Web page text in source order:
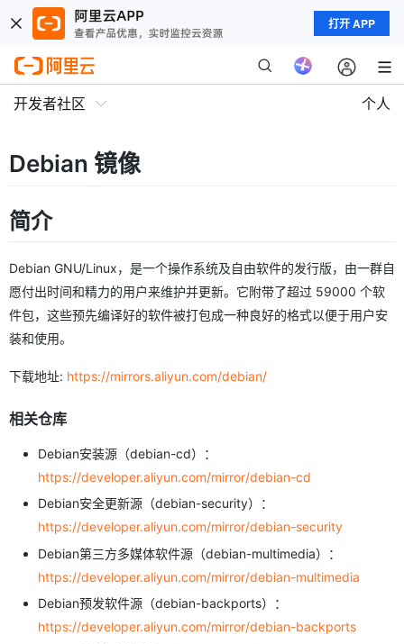
打开 APP
开发者社区 个人
Debian 镜像
简介
Debian GNU/Linux，是一个操作系统及自由软件的发行版，由一群自
愿付出时间和精力的用户来维护并更新。它附带了超过 59000 个软
件包，这些预先编译好的软件被打包成一种良好的格式以便于用户安
装和使用。
下载地址: https://mirrors.aliyun.com/debian/
相关仓库
Debian安装源（debian-cd）：
https://developer.aliyun.com/mirror/debian-cd
Debian安全更新源（debian-security）：
https://developer.aliyun.com/mirror/debian-security
Debian第三方多媒体软件源（debian-multimedia）：
https://developer.aliyun.com/mirror/debian-multimedia
Debian预发软件源（debian-backports）：
https://developer.aliyun.com/mirror/debian-backports